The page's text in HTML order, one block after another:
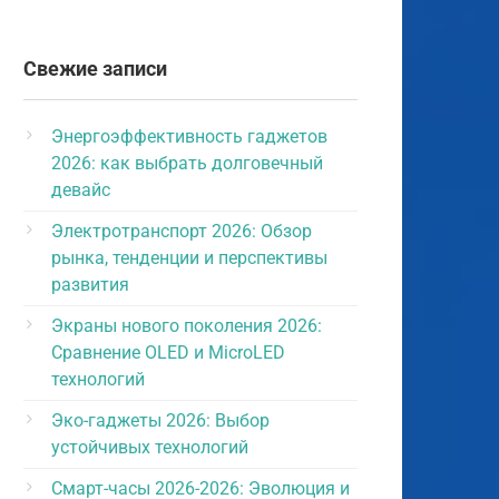
Свежие записи
Энергоэффективность гаджетов
2026: как выбрать долговечный
девайс
Электротранспорт 2026: Обзор
рынка, тенденции и перспективы
развития
Экраны нового поколения 2026:
Сравнение OLED и MicroLED
технологий
Эко-гаджеты 2026: Выбор
устойчивых технологий
Смарт-часы 2026-2026: Эволюция и